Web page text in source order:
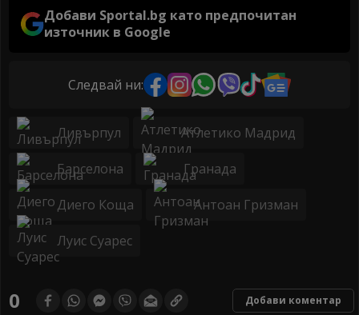
Добави Sportal.bg като предпочитан
източник в Google
Следвай ни:
Ливърпул Атлетико Мадрид
Барселона Гранада
Диего Коща Антоан Гризман
Луис Суарес
0 Добави коментар